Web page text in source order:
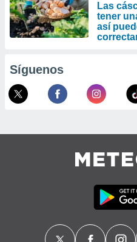
Las
tener
así
Síguenos